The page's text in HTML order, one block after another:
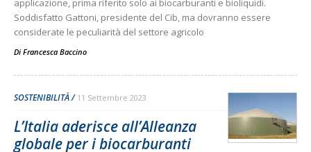
applicazione, prima riferito solo ai biocarburanti e bioliquidi.
Soddisfatto Gattoni, presidente del Cib, ma dovranno essere
considerate le peculiarità del settore agricolo
Di Francesca Baccino
SOSTENIBILITÀ 11 Settembre 2023
L’Italia aderisce all’Alleanza
globale per i biocarburanti